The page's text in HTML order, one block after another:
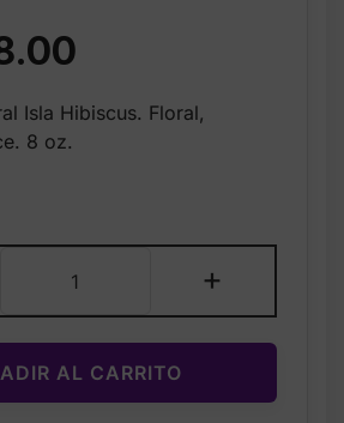
is:
Isla Hibiscus. Floral,
8 oz.
Secret
Isla
Hibiscus
Fragrance
Lotion
+
AL CARRITO